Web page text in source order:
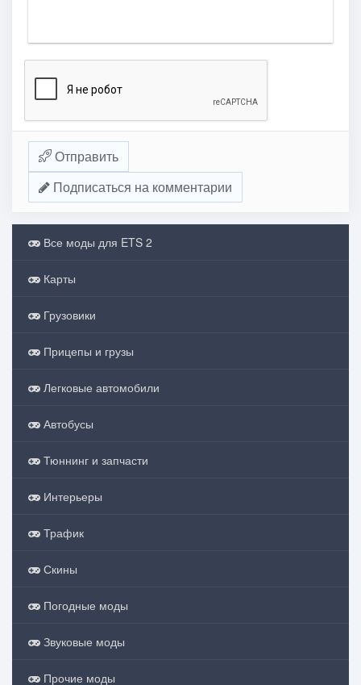
Отправить
Подписаться на комментарии
Все моды для ETS 2
Карты
Грузовики
Прицепы и грузы
Легковые автомобили
Автобусы
Тюннинг и запчасти
Интерьеры
Трафик
Скины
Погодные моды
Звуковые моды
Прочие моды